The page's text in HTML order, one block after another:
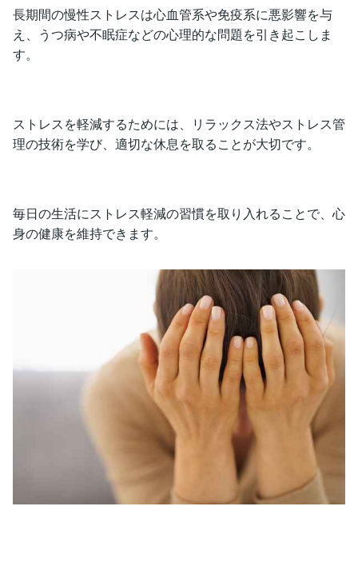
長期間の慢性ストレスは心血管系や免疫系に悪影響を与
え、うつ病や不眠症などの心理的な問題を引き起こしま
す。
ストレスを軽減するためには、リラックス法やストレス管
理の技術を学び、適切な休息を取ることが大切です。
毎日の生活にストレス軽減の習慣を取り入れることで、心
身の健康を維持できます。